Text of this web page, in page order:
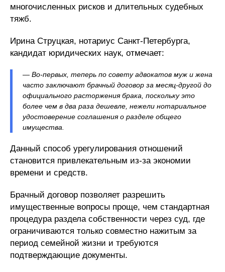
многочисленных рисков и длительных судебных
тяжб.
Ирина Струцкая, нотариус Санкт-Петербурга,
кандидат юридических наук, отмечает:
— Во-первых, теперь по совету адвокатов муж и жена
часто заключают брачный договор за месяц-другой до
официального расторжения брака, поскольку это
более чем в два раза дешевле, нежели нотариальное
удостоверение соглашения о разделе общего
имущества.
Данный способ урегулирования отношений
становится привлекательным из-за экономии
времени и средств.
Брачный договор позволяет разрешить
имущественные вопросы проще, чем стандартная
процедура раздела собственности через суд, где
ограничиваются только совместно нажитым за
период семейной жизни и требуются
подтверждающие документы.